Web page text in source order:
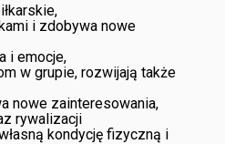
i zdobywa nowe
i emocje,
w grupie, rozwijają także
nowe zainteresowania,
rywalizacji
kondycję fizyczną i